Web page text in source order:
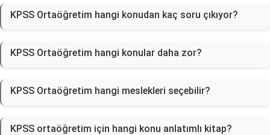
KPSS Ortaöğretim hangi konudan kaç soru çıkıyor?
KPSS Ortaöğretim hangi konular daha zor?
KPSS Ortaöğretim hangi meslekleri seçebilir?
KPSS ortaöğretim için hangi konu anlatımlı kitap?